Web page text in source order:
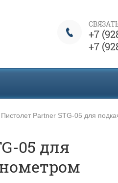
+7
+7
Пистолет Partner STG-05 для
05 для